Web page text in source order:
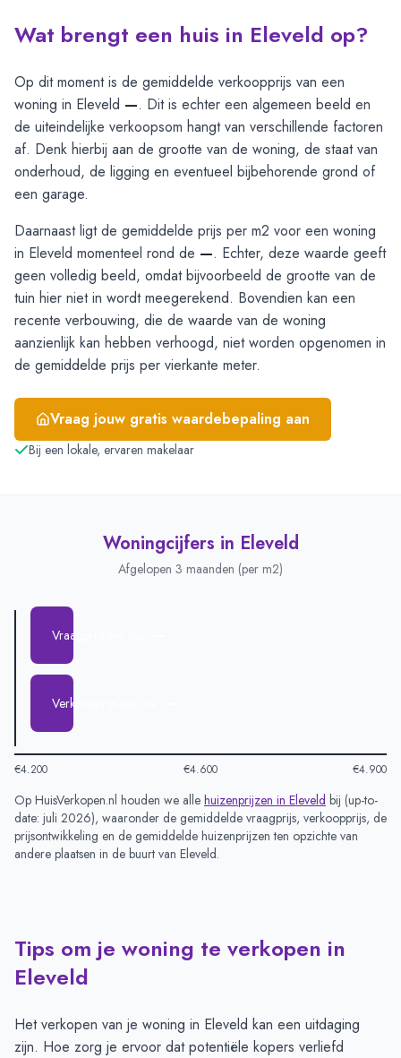
Wat brengt een huis in Eleveld op?
Op dit moment is de gemiddelde verkoopprijs van een
woning in Eleveld —. Dit is echter een algemeen beeld en
de uiteindelijke verkoopsom hangt van verschillende factoren
af. Denk hierbij aan de grootte van de woning, de staat van
onderhoud, de ligging en eventueel bijbehorende grond of
een garage.
Daarnaast ligt de gemiddelde prijs per m2 voor een woning
in Eleveld momenteel rond de —. Echter, deze waarde geeft
geen volledig beeld, omdat bijvoorbeeld de grootte van de
tuin hier niet in wordt meegerekend. Bovendien kan een
recente verbouwing, die de waarde van de woning
aanzienlijk kan hebben verhoogd, niet worden opgenomen in
de gemiddelde prijs per vierkante meter.
Vraag jouw gratis waardebepaling aan
Bij een lokale, ervaren makelaar
Woningcijfers in Eleveld
Afgelopen 3 maanden (per m2)
Vraagprijs per m2
Verkoopprijs per m2
€4.200 €4.600 €4.900
Op HuisVerkopen.nl houden we alle huizenprijzen in Eleveld bij (up-to-
date: juli 2026), waaronder de gemiddelde vraagprijs, verkoopprijs, de
prijsontwikkeling en de gemiddelde huizenprijzen ten opzichte van
andere plaatsen in de buurt van Eleveld.
Tips om je woning te verkopen in
Eleveld
Het verkopen van je woning in Eleveld kan een uitdaging
zijn. Hoe zorg je ervoor dat potentiële kopers verliefd